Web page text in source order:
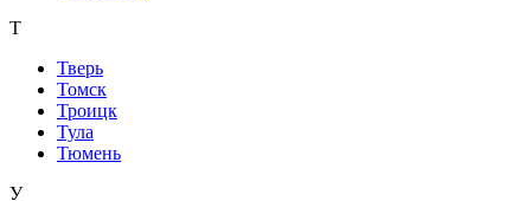
Т
Тверь
Томск
Троицк
Тула
Тюмень
У